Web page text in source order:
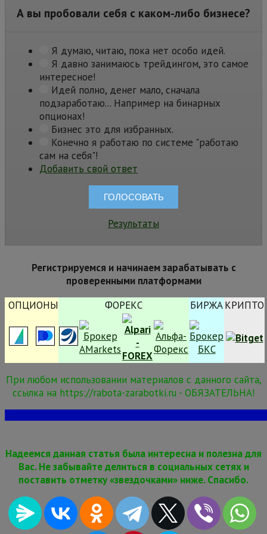
А вы пробовали себя с каком-либо бизнесе?
Я думаю, читаю, пока нет особо идей.
Я давно занимаюсь трейдингом, это самое
интересное!
Идей полно, денег мало, сначала
подзаработаю... Например на бинарных
опционах!
Бизнес это для избранных.
Конечно я работаю по системе "работаю
сам на себя"!
Добавить свой ответ
Результаты
Регистрируемся и начинаем зарабатывать с
проверенными платформами
ОПЦИОНЫ
ФОРЕКС БИРЖАКРИПТО
При любом использовании материалов с данного сайта,
ссылка на https://rabota-zarabotki.ru - ОБЯЗАТЕЛЬНА!
Надеемся данная статья была интересна и полезна для
Вас. Не забывайте делиться в социальных сетях и
поставить отметку «звездочками» ниже. Спасибо.